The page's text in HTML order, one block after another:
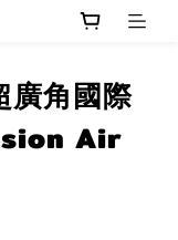
廣角國際
Air